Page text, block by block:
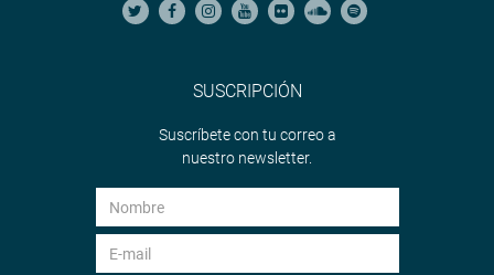
SUSCRIPCIÓN
Suscríbete con tu correo a
nuestro newsletter.